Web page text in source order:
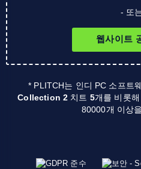
- 또
웹사이트
* PLITCH는 인디 PC 소프트
Collection 2 치트 5개를 비롯
80000개 이상